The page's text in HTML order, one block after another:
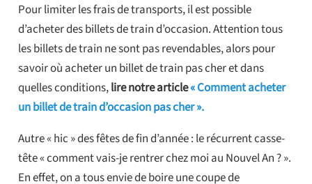
Pour limiter les frais de transports, il est possible
d’acheter des billets de train d’occasion. Attention tous
les billets de train ne sont pas revendables, alors pour
savoir où acheter un billet de train pas cher et dans
quelles conditions,lire notre article« Comment acheter
un billet de train d’occasion pas cher ».
Autre « hic » des fêtes de fin d’année : le récurrent casse-
tête « comment vais-je rentrer chez moi au Nouvel An ? ».
En effet, on a tous envie de boire une coupe de